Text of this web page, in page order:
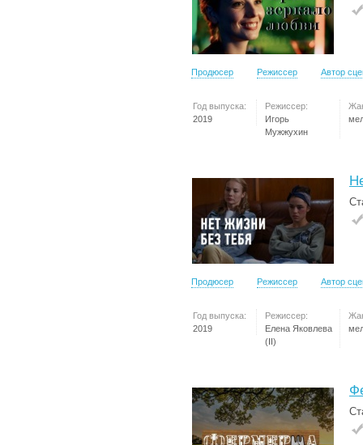
Продюсер Режиссер Автор
Год выпуска:
2019
Режиссер:
Игорь
Мужжухин
Продюсер Режиссер Автор
Год выпуска:
2019
Режиссер:
Елена Яковлева
(II)